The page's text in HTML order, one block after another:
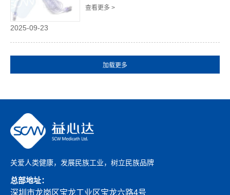
输液延长管因其在保障患者治疗安全方面的显著
的效率和安全性，对于临床护理和医疗工作者来
要。一、...
查看更多 >
2025-09-23
关爱人类健康，发展民族工业，树立民族品牌
总部地址：
深圳市龙岗区宝龙工业区宝龙六路4号